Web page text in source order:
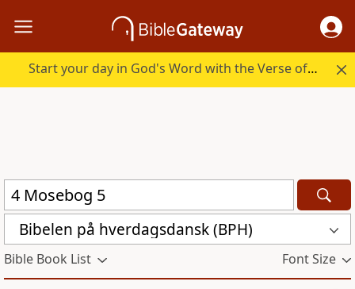
Start your day in God's Word with the Verse of the Day.
Bibelen på hverdagsdansk (BPH)
Bible Book List Font Size